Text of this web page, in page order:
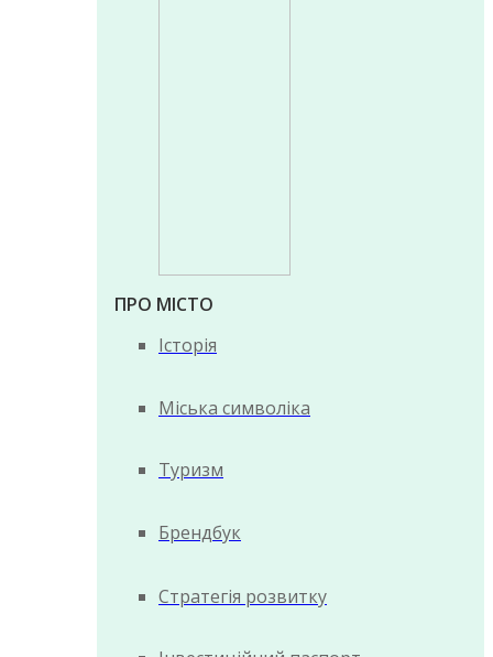
ПРО МІСТО
Історія
Міська символіка
Туризм
Брендбук
Стратегія розвитку